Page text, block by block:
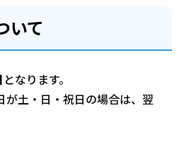
いて
となります。
土・日・祝日の場合は、翌